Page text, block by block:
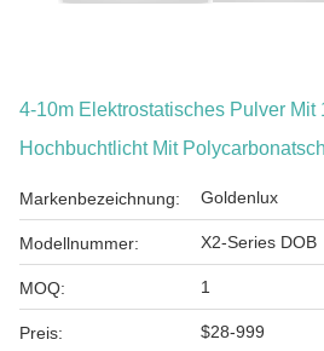
4-10m Elektrostatisches Pulver Mit
Hochbuchtlicht Mit
Markenbezeichnung: Goldenlux
Modellnummer: X2-Series DOB
MOQ: 1
Preis: $28-999